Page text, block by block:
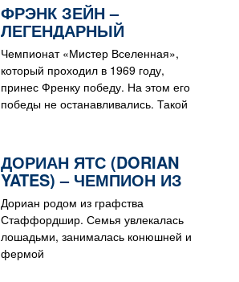
ФРЭНК ЗЕЙН –
ЛЕГЕНДАРНЫЙ
КУЛЬТУРИСТ ИЗ США!
Чемпионат «Мистер Вселенная»,
который проходил в 1969 году,
принес Френку победу. На этом его
победы не останавливались. Такой
ДОРИАН ЯТС (DORIAN
YATES) – ЧЕМПИОН ИЗ
ВЕЛИКОБРИТАНИИ!
Дориан родом из графства
Стаффордшир. Семья увлекалась
лошадьми, занималась конюшней и
фермой